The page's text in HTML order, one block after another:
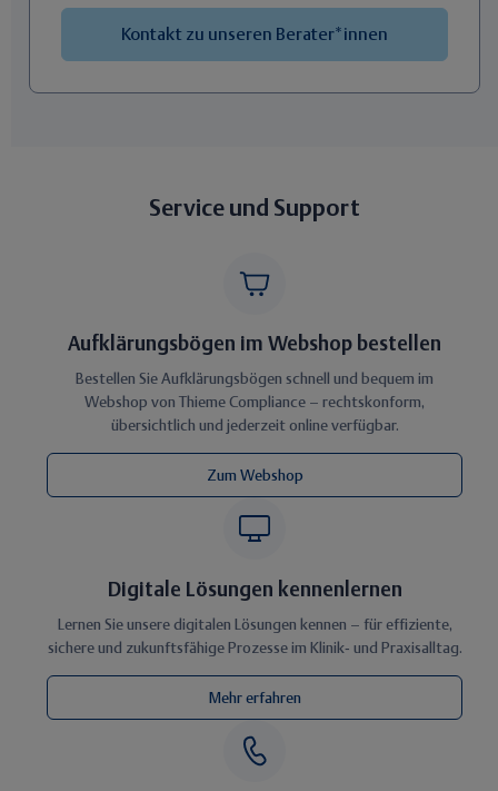
Kontakt zu unseren Berater*innen
Service und Support
Aufklärungsbögen im Webshop bestellen
Bestellen Sie Aufklärungsbögen schnell und bequem im
Webshop von Thieme Compliance – rechtskonform,
übersichtlich und jederzeit online verfügbar.
Zum Webshop
Digitale Lösungen kennenlernen
Lernen Sie unsere digitalen Lösungen kennen – für effiziente,
sichere und zukunftsfähige Prozesse im Klinik‑ und Praxisalltag.
Mehr erfahren